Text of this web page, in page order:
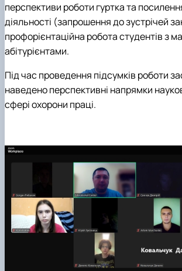
перспективи роботи гуртка та
діяльності (запрошення до зустрічей
профорієнтаційна робота студентів з
абітурієнтами.
Під час проведення підсумків роботи
наведено перспективні напрямки
сфері охорони праці.